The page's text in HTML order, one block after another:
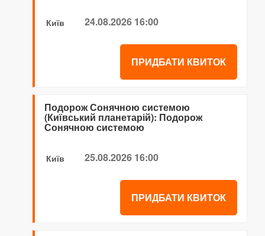
Київ 24.08.2026 16:00
ПРИДБАТИ КВИТОК
Подорож Сонячною системою
(Київський планетарій): Подорож
Сонячною системою
Київ 25.08.2026 16:00
ПРИДБАТИ КВИТОК